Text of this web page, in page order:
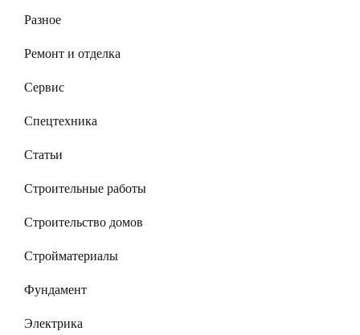
Разное
Ремонт и отделка
Сервис
Спецтехника
Статьи
Строительные работы
Строительство домов
Стройматериалы
Фундамент
Электрика